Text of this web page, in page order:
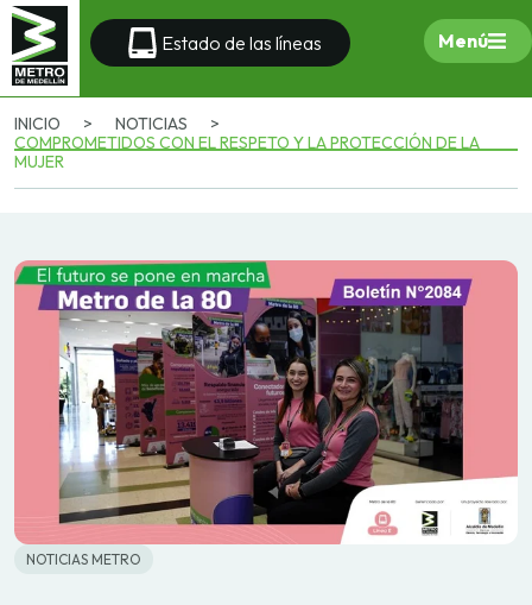
Estado de las líneas Menú
INICIO > NOTICIAS
>
COMPROMETIDOS CON EL RESPETO Y LA PROTECCIÓN DE LA
MUJER
NOTICIAS METRO